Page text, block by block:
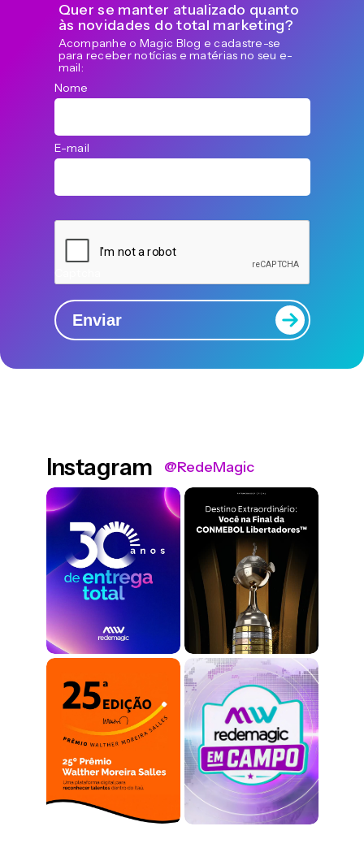
Quer se manter atualizado quanto
às novidades do total marketing?
Acompanhe o Magic Blog e cadastre-se
para receber notícias e matérias no seu e-
mail:
Nome
E-mail
Enviar
Instagram @RedeMagic